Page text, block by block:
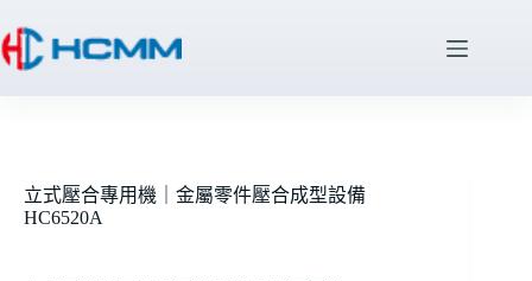
立式壓合專用機｜金屬零件壓合成型設備
HC6520A